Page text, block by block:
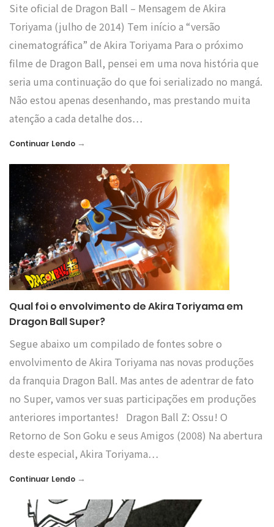
Site oficial de Dragon Ball – Mensagem de Akira
Toriyama (julho de 2014) Tem início a “versão
cinematográfica” de Akira Toriyama Para o próximo
filme de Dragon Ball, pensei em uma nova história que
seria uma continuação do que foi serializado no mangá.
Não estou apenas desenhando, mas prestando muita
atenção a cada detalhe dos…
Continuar Lendo →
Qual foi o envolvimento de Akira Toriyama em
Dragon Ball Super?
Segue abaixo um compilado de fontes sobre o
envolvimento de Akira Toriyama nas novas produções
da franquia Dragon Ball. Mas antes de adentrar de fato
no Super, vamos ver suas participações em produções
anteriores importantes! Dragon Ball Z: Ossu! O
Retorno de Son Goku e seus Amigos (2008) Na abertura
deste especial, Akira Toriyama…
Continuar Lendo →